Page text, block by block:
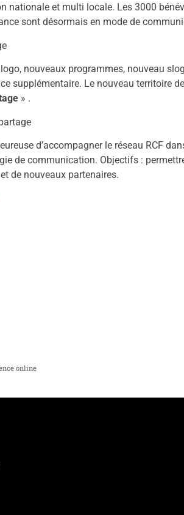
nationale et multi locale. Les 3000
sont désormais en mode de
nouveaux programmes, nouveau
supplémentaire. Le nouveau territoire
» .
d’accompagner le réseau RCF
de communication. Objectifs :
de nouveaux partenaires.
online